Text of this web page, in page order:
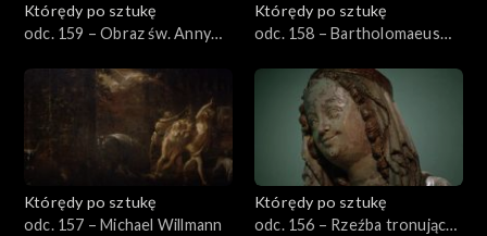
Którędy po sztukę
odc. 159 – Obraz św. Anny
Którędy po sztukę
odc. 158 – Bartholomaeus
Którędy po sztukę
odc. 157 – Michael Willmann
Którędy po sztukę
odc. 156 – Rzeźba tronującej